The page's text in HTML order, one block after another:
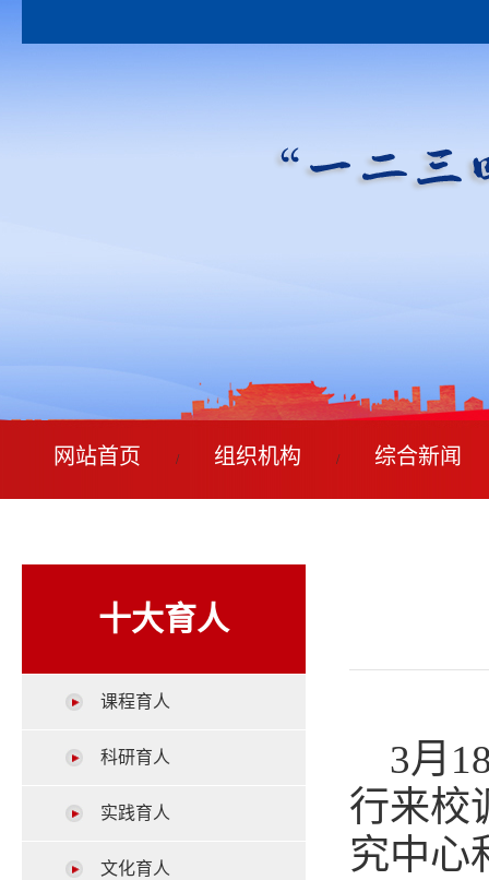
网站首页 / 组织机构 / 综合新闻
十大育人
课程育人
科研育人
实践育人
文化育人
3月
行来校
究中心